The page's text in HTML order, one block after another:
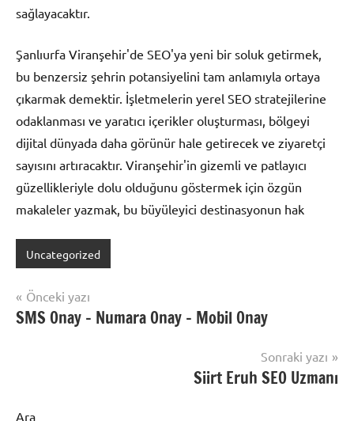
sağlayacaktır.
Şanlıurfa Viranşehir'de SEO'ya yeni bir soluk getirmek,
bu benzersiz şehrin potansiyelini tam anlamıyla ortaya
çıkarmak demektir. İşletmelerin yerel SEO stratejilerine
odaklanması ve yaratıcı içerikler oluşturması, bölgeyi
dijital dünyada daha görünür hale getirecek ve ziyaretçi
sayısını artıracaktır. Viranşehir'in gizemli ve patlayıcı
güzellikleriyle dolu olduğunu göstermek için özgün
makaleler yazmak, bu büyüleyici destinasyonun hak
Uncategorized
Yazı
gezinmesi
Önceki yazı
SMS Onay – Numara Onay – Mobil Onay
Sonraki yazı
Siirt Eruh SEO Uzmanı
Ara